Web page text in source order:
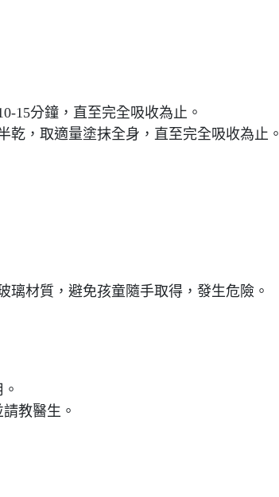
15分鐘，直至完全吸收為止。
，取適量塗抹全身，直至完全吸收為止。
材質，避免孩童隨手取得，發生危險。
教醫生。